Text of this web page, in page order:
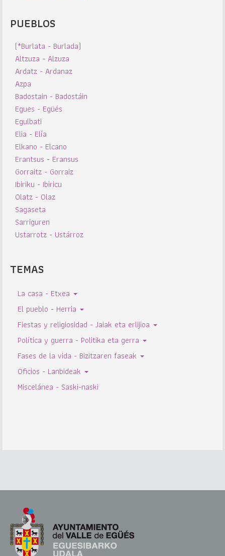
PUEBLOS
(*Burlata - Burlada)
Altzuza - Alzuza
Ardatz - Ardanaz
Azpa
Badostain - Badostáin
Egues - Egüés
Egulbati
Elia - Elía
Elkano - Elcano
Erantsus - Eransus
Gorraitz - Gorraiz
Ibiriku - Ibiricu
Olatz - Olaz
Sagaseta
Sarriguren
Ustarrotz - Ustárroz
TEMAS
La casa - Etxea
El pueblo - Herria
Fiestas y religiosidad - Jaiak eta erlijioa
Política y guerra - Politika eta gerra
Fases de la vida - Bizitzaren faseak
Oficios - Lanbideak
Miscelánea - Saski-naski